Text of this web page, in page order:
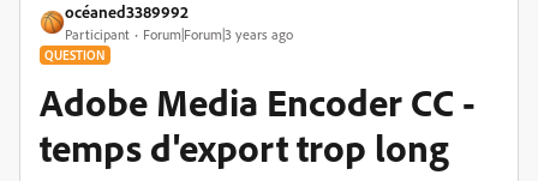
océaned3389992
Participant Forum|Forum|3 years ago
QUESTION
Adobe Media Encoder CC -
temps d'export trop long